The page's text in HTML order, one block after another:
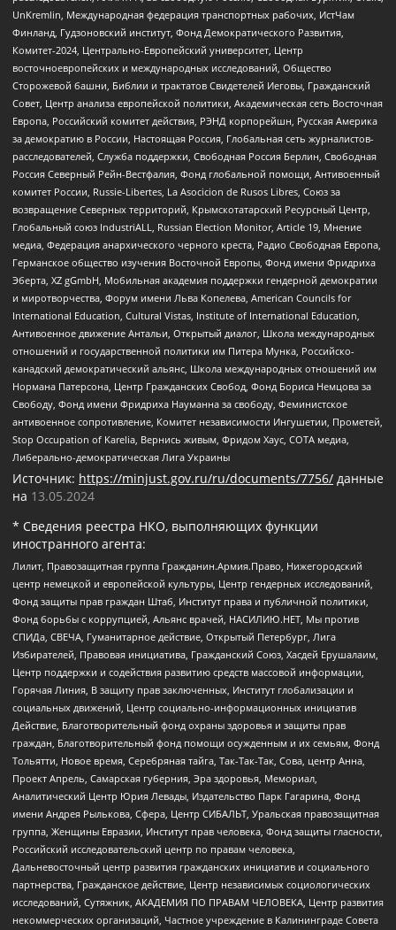
UnKremlin, Международная федерация транспортных рабочих, ИстЧам
Финланд, Гудзоновский институт, Фонд Демократического Развития,
Комитет-2024, Центрально-Европейский университет, Центр
восточноевропейских и международных исследований, Общество
Сторожевой башни, Библии и трактатов Свидетелей Иеговы, Гражданский
Совет, Центр анализа европейской политики, Академическая сеть Восточная
Европа, Российский комитет действия, РЭНД корпорейшн, Русская Америка
за демократию в России, Настоящая Россия, Глобальная сеть журналистов-
расследователей, Служба поддержки, Свободная Россия Берлин, Свободная
Россия Северный Рейн-Вестфалия, Фонд глобальной помощи, Антивоенный
комитет России, Russie-Libertes, La Asocicion de Rusos Libres, Союз за
возвращение Северных территорий, Крымскотатарский Ресурсный Центр,
Глобальный союз IndustriALL, Russian Election Monitor, Article 19, Мнение
медиа, Федерация анархического черного креста, Радио Свободная Европа,
Германское общество изучения Восточной Европы, Фонд имени Фридриха
Эберта, XZ gGmbH, Мобильная академия поддержки гендерной демократии
и миротворчества, Форум имени Льва Копелева, American Councils for
International Education, Cultural Vistas, Institute of International Education,
Антивоенное движение Антальи, Открытый диалог, Школа международных
отношений и государственной политики им Питера Мунка, Российско-
канадский демократический альянс, Школа международных отношений им
Нормана Патерсона, Центр Гражданских Свобод, Фонд Бориса Немцова за
Свободу, Фонд имени Фридриха Науманна за свободу, Феминистское
антивоенное сопротивление, Комитет независимости Ингушетии, Прометей,
Stop Occupation of Karelia, Вернись живым, Фридом Хаус, СОТА медиа,
Либерально-демократическая Лига Украины
Источник: https://minjust.gov.ru/ru/documents/7756/ данные
на 13.05.2024
* Сведения реестра НКО, выполняющих функции
иностранного агента:
Лилит, Правозащитная группа Гражданин.Армия.Право, Нижегородский
центр немецкой и европейской культуры, Центр гендерных исследований,
Фонд защиты прав граждан Штаб, Институт права и публичной политики,
Фонд борьбы с коррупцией, Альянс врачей, НАСИЛИЮ.НЕТ, Мы против
СПИДа, СВЕЧА, Гуманитарное действие, Открытый Петербург, Лига
Избирателей, Правовая инициатива, Гражданский Союз, Хасдей Ерушалаим,
Центр поддержки и содействия развитию средств массовой информации,
Горячая Линия, В защиту прав заключенных, Институт глобализации и
социальных движений, Центр социально-информационных инициатив
Действие, Благотворительный фонд охраны здоровья и защиты прав
граждан, Благотворительный фонд помощи осужденным и их семьям, Фонд
Тольятти, Новое время, Серебряная тайга, Так-Так-Так, Сова, центр Анна,
Проект Апрель, Самарская губерния, Эра здоровья, Мемориал,
Аналитический Центр Юрия Левады, Издательство Парк Гагарина, Фонд
имени Андрея Рылькова, Сфера, Центр СИБАЛЬТ, Уральская правозащитная
группа, Женщины Евразии, Институт прав человека, Фонд защиты гласности,
Российский исследовательский центр по правам человека,
Дальневосточный центр развития гражданских инициатив и социального
партнерства, Гражданское действие, Центр независимых социологических
исследований, Сутяжник, АКАДЕМИЯ ПО ПРАВАМ ЧЕЛОВЕКА, Центр развития
некоммерческих организаций, Частное учреждение в Калининграде Совета